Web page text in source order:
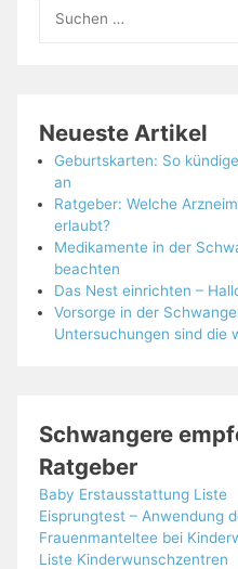
nach:
Neueste Artikel
Geburtskarten: So
an
Ratgeber: Welche
erlaubt?
Medikamente in der
beachten
Das Nest einrichten –
Vorsorge in der
Untersuchungen sind die
Schwangere
Ratgeber
Baby Erstausstattung Liste
Eisprungtest – Anwendung
Frauenmanteltee bei
Liste Kinderwunschzentren